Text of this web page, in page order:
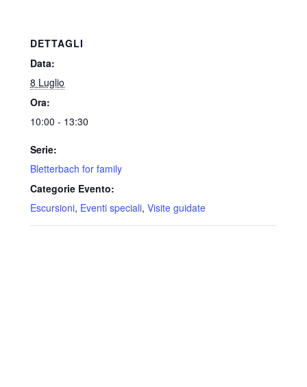
DETTAGLI
Data:
8 Luglio
Ora:
10:00 - 13:30
Serie:
Bletterbach for family
Categorie Evento:
Escursioni, Eventi speciali, Visite guidate